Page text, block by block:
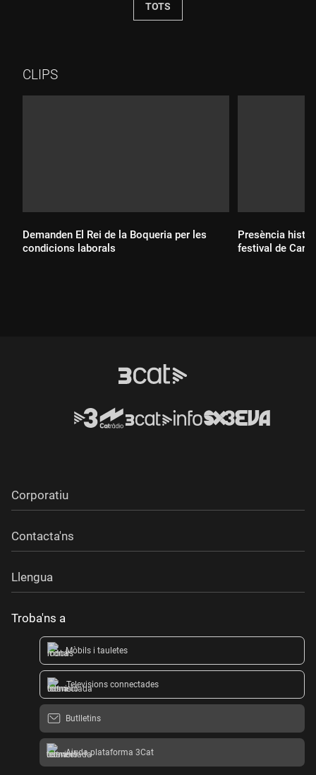
TOTS
CLIPS
Demanden El Rei de la Boqueria per les
condicions laborals
Presència
festival de
Corporatiu
Contacta'ns
Llengua
Troba'ns a
Mòbils i tauletes
Televisions connectades
Butlletins
Ajuda plataforma 3Cat